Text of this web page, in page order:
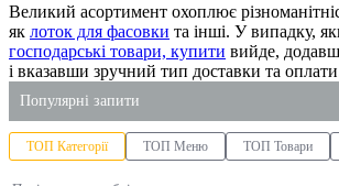
Великий асортимент охоплює
як лоток для фасовки та інші. У випадку,
господарські товари, купити вийде,
і вказавши зручний тип доставки та
Популярні запити
купити пакети паперові
ТОП Категорії ТОП Меню ТОП Товари